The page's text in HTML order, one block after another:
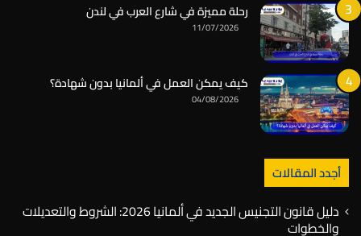
رحلة مميزة في شارع العرب في لندن
11/07/2026
كيف يمكن العمل في ألمانيا بدون شهادة؟
04/08/2026
أجدد المقالات
دليل قانون التجنيس الجديد في ألمانيا 2026: الشروط والتعديلات
والخطوات